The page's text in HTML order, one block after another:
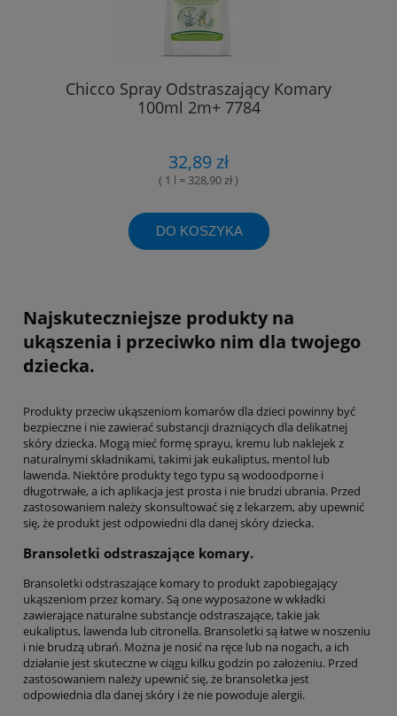
Chicco Spray Odstraszający Komary
100ml 2m+ 7784
32,89 zł
( 1 l = 328,90 zł )
DO KOSZYKA
Najskuteczniejsze produkty na
ukąszenia i przeciwko nim dla twojego
dziecka.
Produkty przeciw ukąszeniom komarów dla dzieci powinny być
bezpieczne i nie zawierać substancji drażniących dla delikatnej
skóry dziecka. Mogą mieć formę sprayu, kremu lub naklejek z
naturalnymi składnikami, takimi jak eukaliptus, mentol lub
lawenda. Niektóre produkty tego typu są wodoodporne i
długotrwałe, a ich aplikacja jest prosta i nie brudzi ubrania. Przed
zastosowaniem należy skonsultować się z lekarzem, aby upewnić
się, że produkt jest odpowiedni dla danej skóry dziecka.
Bransoletki odstraszające komary.
Bransoletki odstraszające komary to produkt zapobiegający
ukąszeniom przez komary. Są one wyposażone w wkładki
zawierające naturalne substancje odstraszające, takie jak
eukaliptus, lawenda lub citronella. Bransoletki są łatwe w noszeniu
i nie brudzą ubrań. Można je nosić na ręce lub na nogach, a ich
działanie jest skuteczne w ciągu kilku godzin po założeniu. Przed
zastosowaniem należy upewnić się, że bransoletka jest
odpowiednia dla danej skóry i że nie powoduje alergii.